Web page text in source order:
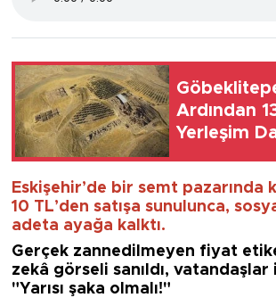
Ardından
Yerleşim
Eskişehir’de bir semt pazarında
10 TL’den satışa sunulunca,
adeta ayağa kalktı.
Gerçek zannedilmeyen fiyat
zekâ görseli sanıldı,
"Yarısı şaka olmalı!"